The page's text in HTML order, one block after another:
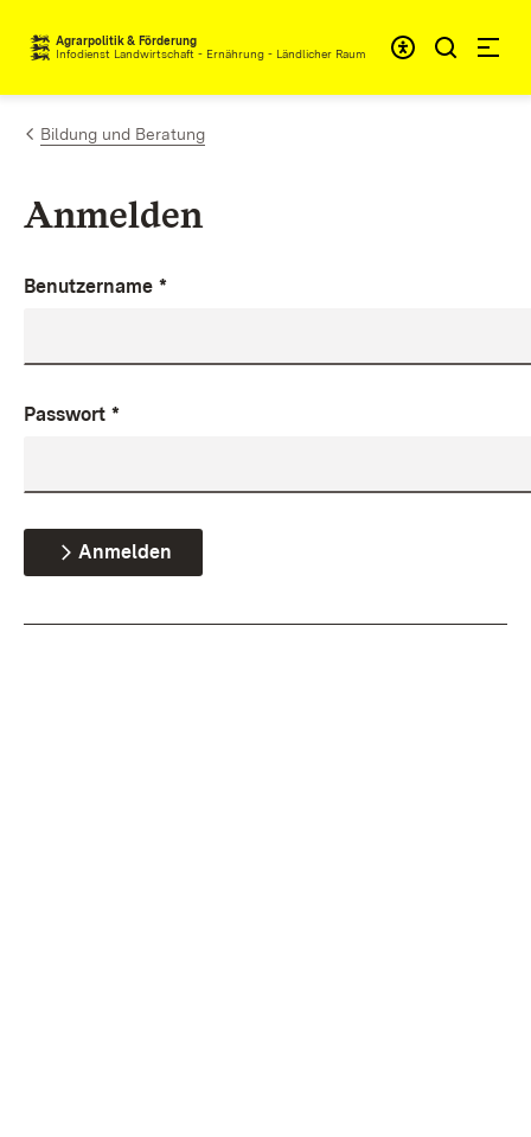
Zum Inhalt springen
Agrarpolitik & Förderung
Infodienst Landwirtschaft - Ernährung - Ländlicher Raum
Bildung und Beratung
Anmelden
Benutzername *
Passwort *
Anmelden